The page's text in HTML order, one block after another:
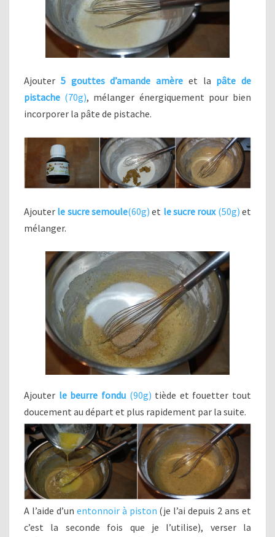
Ajouter 5 gouttes d’amande amère et la pâte de
pistache (70g), mélanger énergiquement pour bien
incorporer la pâte de pistache.
Ajouter le sucre semoule(60g) et le sucre roux(50g) et
mélanger.
Ajouter le beurre fondu (90g) tiède et fouetter tout
doucement au départ et plus rapidement par la suite.
A l’aide d’un entonnoir à piston (je l’ai depuis 2 ans et
c’est la seconde fois que je l’utilise), verser la